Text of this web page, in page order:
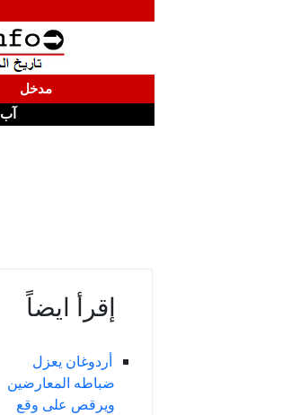
مدخل
آب 8 ,2026
إقرأ ايضاً
أردوغان يعزل
ضباطه المعارضين
ويرقص على وقع